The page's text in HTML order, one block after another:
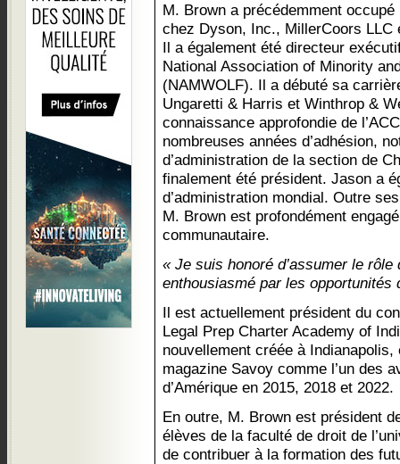
M. Brown a précédemment
chez Dyson, Inc., MillerCoors LLC
Il a également été directeur
National Association of Minority
(NAMWOLF). Il a débuté sa
Ungaretti & Harris et Winthrop &
connaissance approfondie de
nombreuses années d’adhésion,
d’administration de la section de
finalement été président. Jason a
d’administration mondial. Outre
M. Brown est profondément
communautaire.
« Je suis honoré d’assumer le
enthousiasmé par les opportunités
Il est actuellement président du
Legal Prep Charter Academy of
nouvellement créée à
magazine Savoy comme l’un des
d’Amérique en 2015, 2018 et 2022.
En outre, M. Brown est président
élèves de la faculté de droit de
de contribuer à la formation des